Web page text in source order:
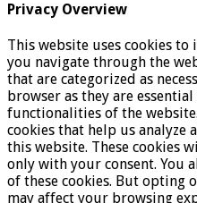
Privacy Overview
This website uses cookies
you navigate through the
that are categorized as
browser as they are
functionalities of the
cookies that help us analyze
this website. These cookies
only with your consent. You
of these cookies. But opting
may affect your browsing